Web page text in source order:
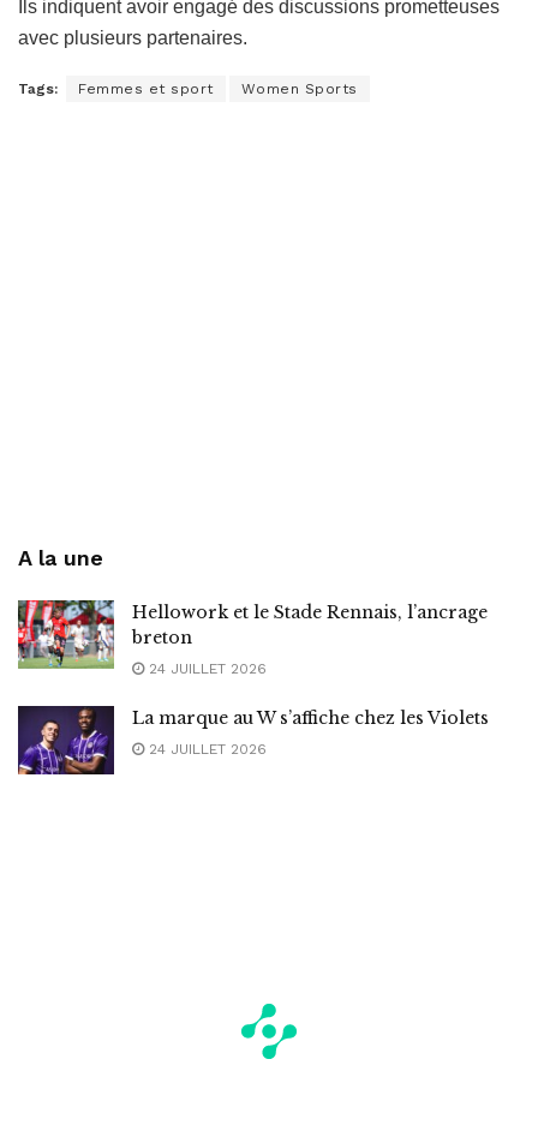
Ils indiquent avoir engagé des discussions prometteuses
avec plusieurs partenaires.
Tags: Femmes et sport Women Sports
A la une
Hellowork et le Stade Rennais, l’ancrage
breton
24 JUILLET 2026
La marque au W s’affiche chez les Violets
24 JUILLET 2026